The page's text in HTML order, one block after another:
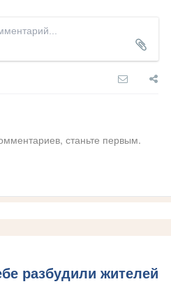
станьте первым.
разбудили жителей